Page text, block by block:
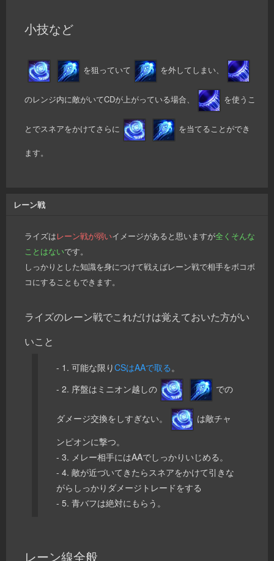
小技など
を狙っていて を外してしまい、
のレンジ内に敵がいてCDが上がっている場合、 を使うこ
とでスネアをかけてさらに を当てることができ
ます。
レーン戦
ライズはレーン戦が弱いイメージがあると思いますが全くそんな
ことはないです。
しっかりとした知識を身につけて戦えばレーン戦で相手をボコボ
コにすることもできます。
ライズのレーン戦でこれだけは覚えておいた方がい
いこと
- 1. 可能な限りCSはAAで取る 。
- 2. 序盤はミニオン越しの
での
ダメージ交換をしすぎない。
は敵チャ
ンピオンに撃つ。
- 3. メレー相手にはAAでしっかりいじめる。
- 4. 敵が近づいてきたらスネアをかけて引きな
がらしっかりダメージトレードをする
- 5. 青バフは絶対にもらう。
レーン線全般